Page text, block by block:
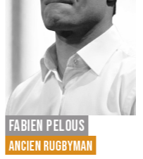
ÉMILE NTAMACK
ANCIEN RUGBYMAN |